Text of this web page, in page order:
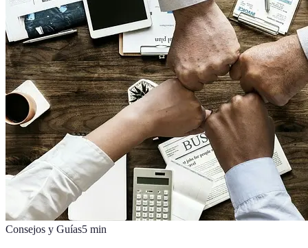
Consejos y Guías5 min